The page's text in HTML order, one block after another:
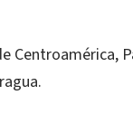
Centroamérica,